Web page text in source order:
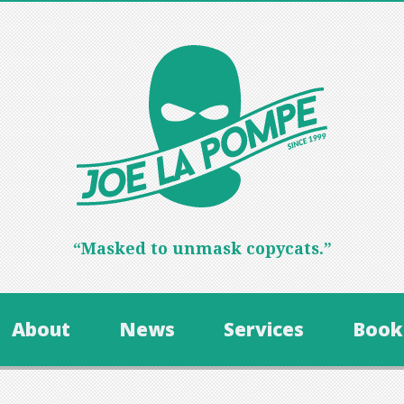
“Masked to unmask copycats.”
About News Services